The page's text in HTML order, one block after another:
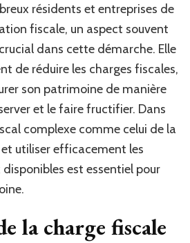
résidents et entreprises de
fiscale, un aspect souvent
dans cette démarche. Elle
de réduire les charges fiscales,
son patrimoine de manière
et le faire fructifier. Dans
complexe comme celui de la
utiliser efficacement les
est essentiel pour
la charge fiscale